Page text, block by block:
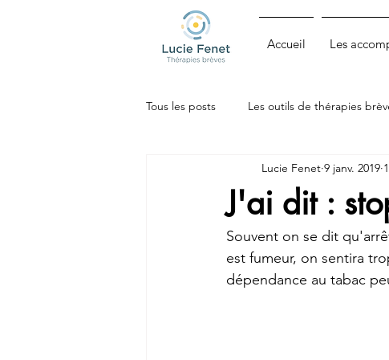
Accueil Les
Tous les posts Les outils de thérapies
Zèbres, HPI, Philo-cognitifs
J'ai dit :
Lucie Fenet 9 janv. 2019
Souvent on se dit
est fumeur, on sentira
dépendance au tabac